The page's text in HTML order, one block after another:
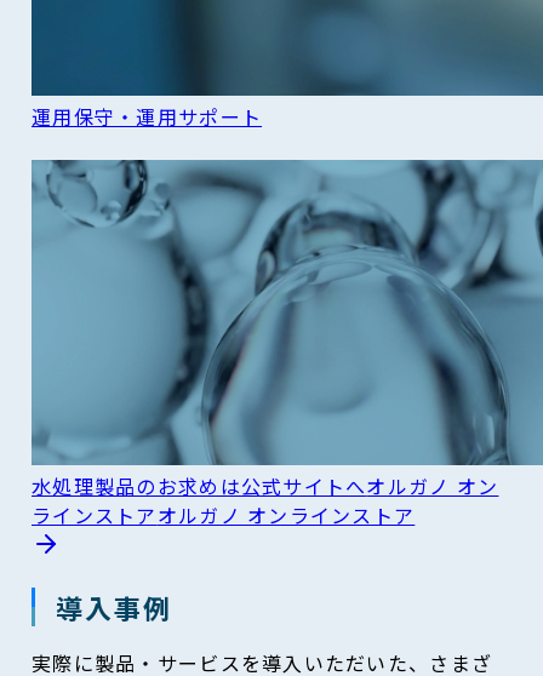
運用保守・運用サポート
水処理製品のお求めは公式サイトへオルガノ オン
ラインストアオルガノ オンラインストア
導入事例
実際に製品・サービスを導入いただいた、さまざ